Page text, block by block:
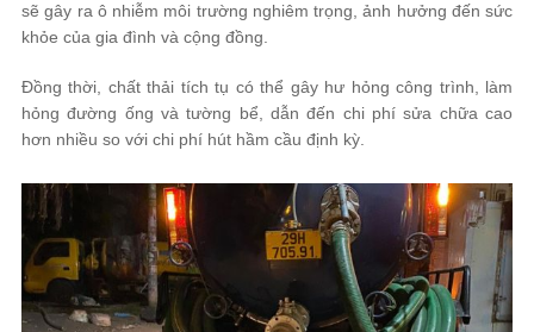
sẽ gây ra ô nhiễm môi trường nghiêm trọng, ảnh hưởng đến sức
khỏe của gia đình và cộng đồng.
Đồng thời, chất thải tích tụ có thể gây hư hỏng công trình, làm
hỏng đường ống và tường bể, dẫn đến chi phí sửa chữa cao
hơn nhiều so với chi phí hút hầm cầu định kỳ.